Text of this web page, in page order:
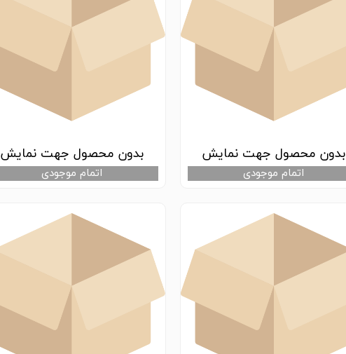
بدون محصول جهت نمایش
اتمام موجودی
بدون محصول جهت نمایش
اتمام موجودی